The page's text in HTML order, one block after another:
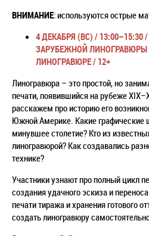
ВНИМАНИЕ: используются острые
4 ДЕКАБРЯ (ВС) / 13:00–15:30 /
ЗАРУБЕЖНОЙ ЛИНОГРАВЮРЫ
ЛИНОГРАВЮРЕ / 12+
Линогравюра – это простой, но
печати, появившийся на рубеже
расскажем про историю его
Южной Америке. Какие графические
минувшее столетие? Кто из
линогравюрой? Как создавались
технике?
Участники узнают про полный цикл
создания удачного эскиза и
печати тиража и хранения готового
создать линогравюру